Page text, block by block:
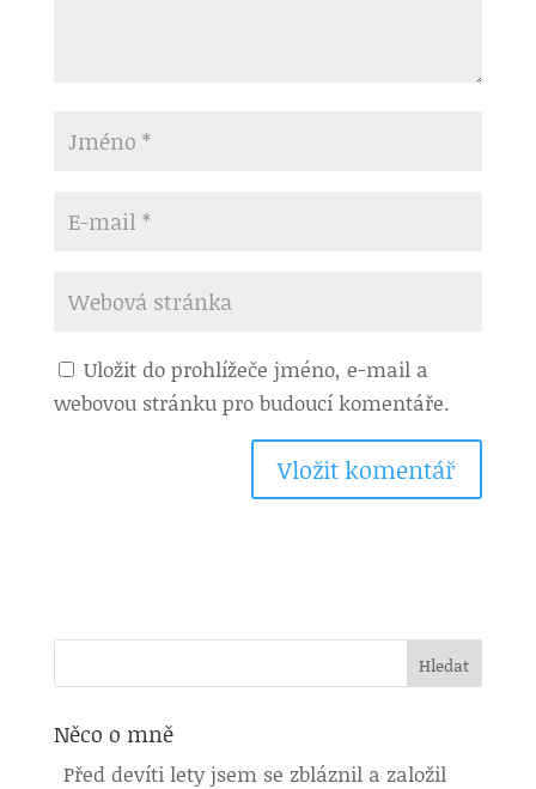
Uložit do prohlížeče jméno, e-mail a
webovou stránku pro budoucí komentáře.
Něco o mně
Před devíti lety jsem se zbláznil a založil